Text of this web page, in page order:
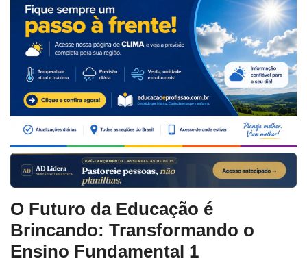
O Futuro da Educação é
Brincando: Transformando o
Ensino Fundamental 1